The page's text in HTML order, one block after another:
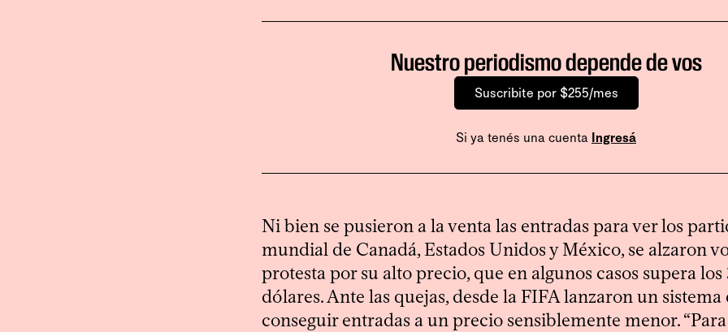
Nuestro periodismo depende de vos
Suscribite por $255/mes
Si ya tenés una cuenta Ingresá
Ni bien se pusieron a la venta las entradas para ver los
mundial de Canadá, Estados Unidos y México, se alzaron
protesta por su alto precio, que en algunos casos supera
dólares. Ante las quejas, desde la FIFA lanzaron un
conseguir entradas a un precio sensiblemente menor.